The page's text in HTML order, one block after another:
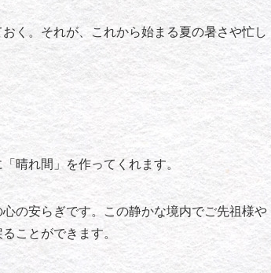
く。それが、これから始まる夏の暑さや忙し
晴れ間」を作ってくれます。
の安らぎです。この静かな境内でご先祖様や
ことができます。